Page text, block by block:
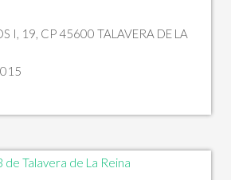
I, 19, CP 45600 TALAVERA DE LA